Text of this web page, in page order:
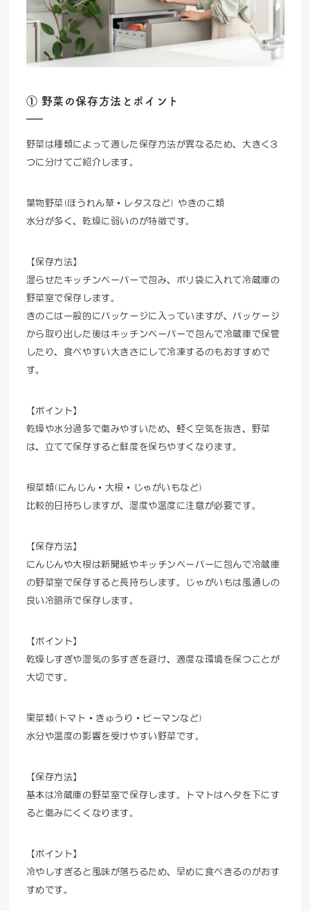
① 野菜の保存方法とポイント
野菜は種類によって適した保存方法が異なるため、大きく3
つに分けてご紹介します。
葉物野菜(ほうれん草・レタスなど) やきのこ類
水分が多く、乾燥に弱いのが特徴です。
【保存方法】
湿らせたキッチンペーパーで包み、ポリ袋に入れて冷蔵庫の
野菜室で保存します。
きのこは一般的にパッケージに入っていますが、パッケージ
から取り出した後はキッチンペーパーで包んで冷蔵庫で保管
したり、食べやすい大きさにして冷凍するのもおすすめで
す。
【ポイント】
乾燥や水分過多で傷みやすいため、軽く空気を抜き、野菜
は、立てて保存すると鮮度を保ちやすくなります。
根菜類(にんじん・大根・じゃがいもなど)
比較的日持ちしますが、湿度や温度に注意が必要です。
【保存方法】
にんじんや大根は新聞紙やキッチンペーパーに包んで冷蔵庫
の野菜室で保存すると長持ちします。じゃがいもは風通しの
良い冷暗所で保存します。
【ポイント】
乾燥しすぎや湿気の多すぎを避け、適度な環境を保つことが
大切です。
果菜類(トマト・きゅうり・ピーマンなど)
水分や温度の影響を受けやすい野菜です。
【保存方法】
基本は冷蔵庫の野菜室で保存します。トマトはヘタを下にす
ると傷みにくくなります。
【ポイント】
冷やしすぎると風味が落ちるため、早めに食べきるのがおす
すめです。